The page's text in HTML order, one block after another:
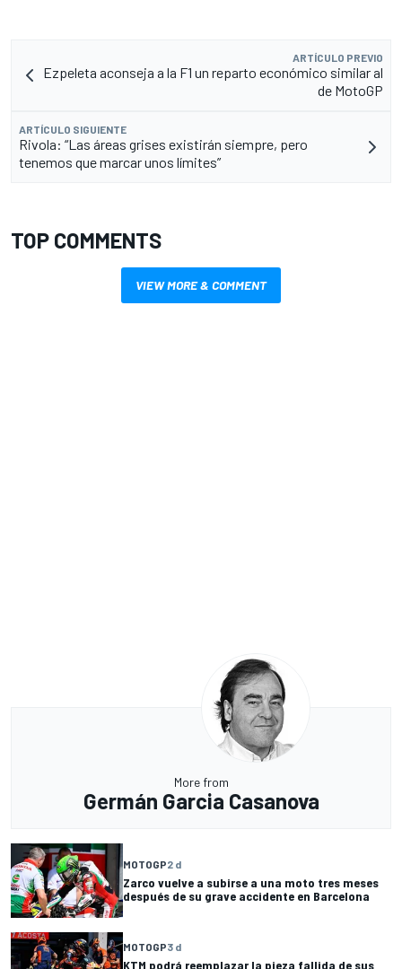
ARTÍCULO PREVIO
Ezpeleta aconseja a la F1 un reparto económico similar al
de MotoGP
ARTÍCULO SIGUIENTE
Rivola: “Las áreas grises existirán siempre, pero
tenemos que marcar unos límites”
TOP COMMENTS
VIEW MORE & COMMENT
More from
Germán Garcia Casanova
MOTOGP2 d
Zarco vuelve a subirse a una moto tres meses
después de su grave accidente en Barcelona
MOTOGP3 d
KTM podrá reemplazar la pieza fallida de sus